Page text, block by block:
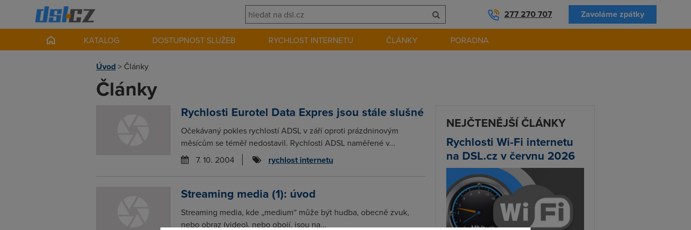
277 270 707 Zavoláme zpátky
KATALOG DOSTUPNOST SLUŽEB RYCHLOST INTERNETU ČLÁNKY PORADNA
Úvod> Články
Články
Rychlosti Eurotel Data Expres jsou stále slušné
Očekávaný pokles rychlostí ADSL v září oproti prázdninovým
měsícům se téměř nedostavil. Rychlosti ADSL naměřené v...
7. 10. 2004
rychlost internetu
Streaming media (1): úvod
Streaming media, kde „medium“ může být hudba, obecně zvuk,
nebo obraz (video), nebo obojí, jsou na...
NEJČTENĚJŠÍ ČLÁNKY
Rychlosti Wi-Fi internetu
na DSL.cz v červnu 2026